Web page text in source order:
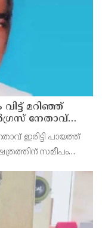
മറിഞ്ഞ്
നേതാവ്
ഇരിട്ടി പായത്ത്
സമീപം